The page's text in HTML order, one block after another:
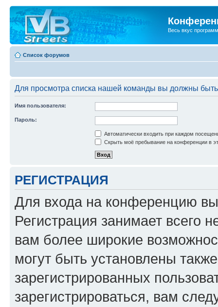
Весь вкус
Список форумов
Для просмотра списка нашей команды вы должны
Имя пользователя:
Пароль:
Автоматически входить при каждом
Скрыть моё пребывание на конференции в
РЕГИСТРАЦИЯ
Для входа на конференцию
Регистрация занимает всего
вам более широкие
могут быть установлены
зарегистрированных
зарегистрироваться, вам